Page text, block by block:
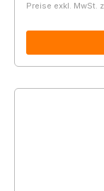
Preise exkl. MwSt.